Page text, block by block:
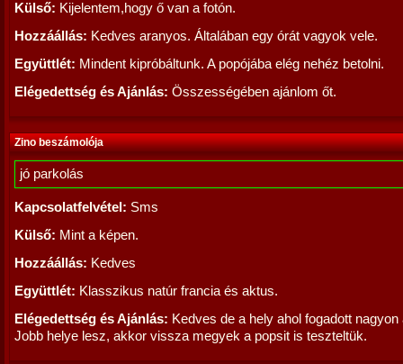
Külső: Kijelentem,hogy ő van a fotón.
Hozzáállás: Kedves aranyos. Általában egy órát vagyok vele.
Együttlét: Mindent kipróbáltunk. A popójába elég nehéz betolni.
Elégedettség és Ajánlás: Összességében ajánlom őt.
Zino beszámolója
jó parkolás
Kapcsolatfelvétel: Sms
Külső: Mint a képen.
Hozzáállás: Kedves
Együttlét: Klasszikus natúr francia és aktus.
Elégedettség és Ajánlás: Kedves de a hely ahol fogadott nagyon
Jobb helye lesz, akkor vissza megyek a popsit is teszteltük.